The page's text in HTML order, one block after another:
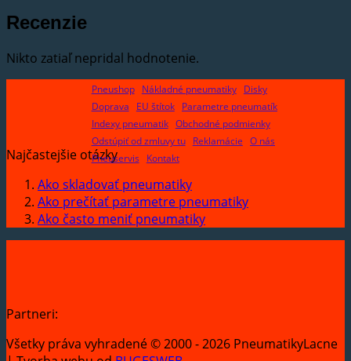
Recenzie
Nikto zatiaľ nepridal hodnotenie.
Pneushop Nákladné pneumatiky
Disky
Doprava
EU štítok
Parametre pneumatík
Indexy pneumatik Obchodné podmienky
Odstúpiť od zmluvy tu
Reklamácie O nás
Pneuservis
Kontakt
Najčastejšie otázky
Ako skladovať pneumatiky
Ako prečítať parametre pneumatiky
Ako často meniť pneumatiky
Partneri:
Všetky práva vyhradené © 2000 - 2026 PneumatikyLacne